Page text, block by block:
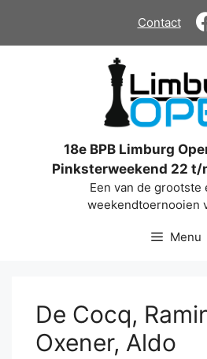
de
Contact
18e BPB Limburg
Pinksterweekend 22 t/
Een van de grootste
weekendtoernooien
Menu
De Cocq,
Oxener, Aldo